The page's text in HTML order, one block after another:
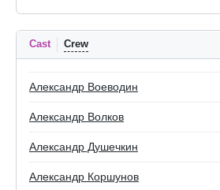
Cast Crew
Александр Воеводин
Александр Волков
Александр Душечкин
Александр Коршунов